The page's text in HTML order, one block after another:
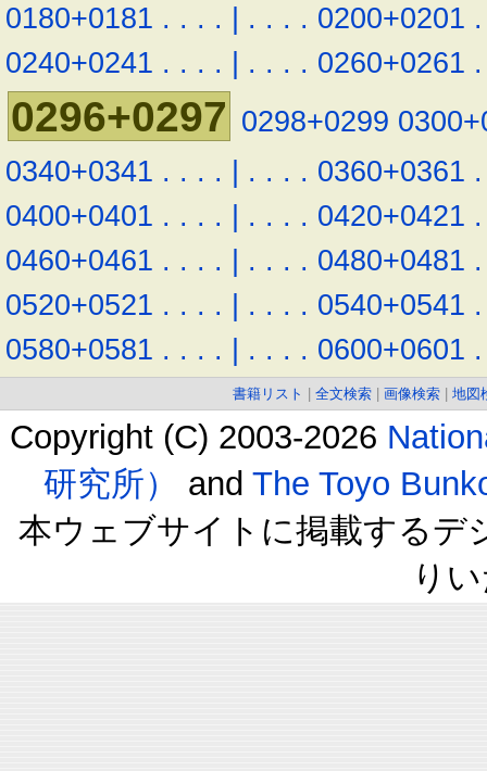
0180+0181 . . . . | . . . . 0200+0201 .
0240+0241 . . . . | . . . . 0260+0261 .
0296+0297 0298+0299
0340+0341 . . . . | . . . . 0360+0361 .
0400+0401 . . . . | . . . . 0420+0421 .
0460+0461 . . . . | . . . . 0480+0481 .
0520+0521 . . . . | . . . . 0540+0541 .
0580+0581 . . . . | . . . . 0600+0601 .
書籍リスト 全文検索 画像検索 地図
Copyright (C) 2003-2026
研究所）
and The Toyo
本ウェブサイトに掲載するデ
り